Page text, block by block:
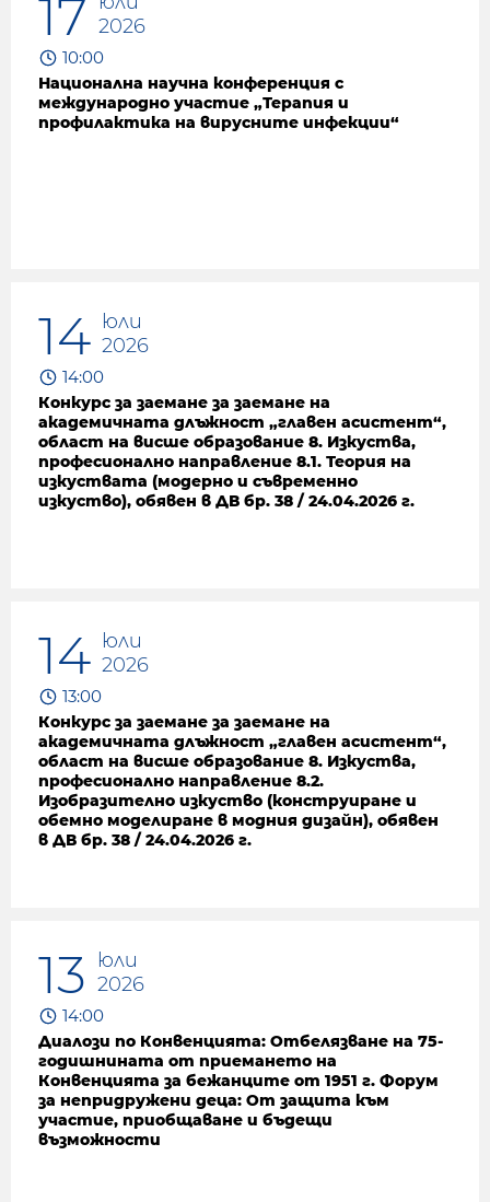
17 2026
10:00
Национална научна конференция с
международно участие „Терапия и
профилактика на вирусните инфекции“
14 юли
2026
14:00
Конкурс за заемане за заемане на
академичната длъжност „главен асистент“,
област на висше образование 8. Изкуства,
професионално направление 8.1. Теория на
изкуствата (модерно и съвременно
изкуство), обявен в ДВ бр. 38 / 24.04.2026 г.
14 юли
2026
13:00
Конкурс за заемане за заемане на
академичната длъжност „главен асистент“,
област на висше образование 8. Изкуства,
професионално направление 8.2.
Изобразително изкуство (конструиране и
обемно моделиране в модния дизайн), обявен
в ДВ бр. 38 / 24.04.2026 г.
13
юли
2026
14:00
Диалози по Конвенцията: Отбелязване на 75-
годишнината от приемането на
Конвенцията за бежанците от 1951 г. Форум
за непридружени деца: От защита към
участие, приобщаване и бъдещи
възможности